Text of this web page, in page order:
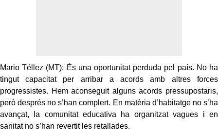
Mario Téllez (MT): És una oportunitat perduda pel país. No ha
tingut capacitat per arribar a acords amb altres forces
progressistes. Hem aconseguit alguns acords pressupostaris,
però després no s’han complert. En matèria d’habitatge no s’ha
avançat, la comunitat educativa ha organitzat vagues i en
sanitat no s’han revertit les retallades.